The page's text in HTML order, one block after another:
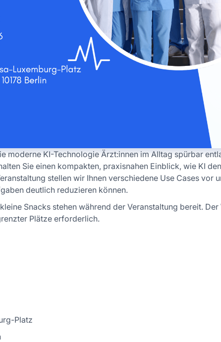
moderne KI-Technologie Ärzt:innen im Alltag spürbar
Sie einen kompakten, praxisnahen Einblick, wie KI
stellen wir Ihnen verschiedene Use Cases vor
deutlich reduzieren können.
Snacks stehen während der Veranstaltung bereit.
Plätze erforderlich.
Platz